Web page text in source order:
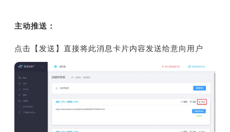
主动推送：
点击【发送】直接将此消息卡片内容发送给意向用户